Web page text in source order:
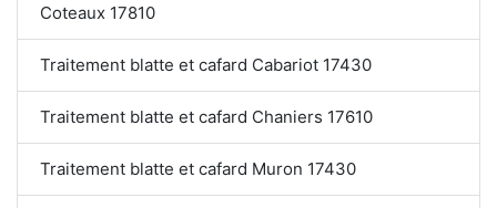
Coteaux 17810
Traitement blatte et cafard Cabariot 17430
Traitement blatte et cafard Chaniers 17610
Traitement blatte et cafard Muron 17430